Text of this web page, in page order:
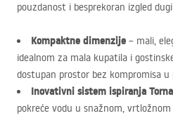
pouzdanost i besprekoran izgled
Kompaktne dimenzije – mali,
idealnom za mala kupatila i
dostupan prostor bez kompromisa u
Inovativni sistem ispiranja
pokreće vodu u snažnom,